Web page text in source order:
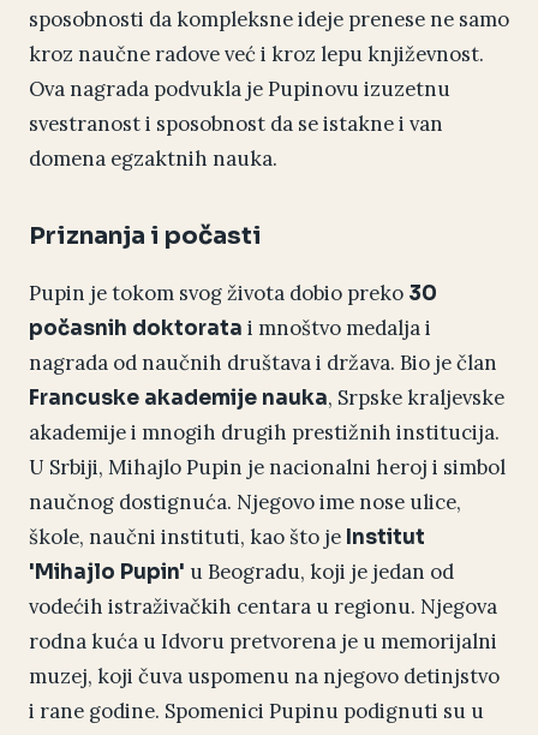
sposobnosti da kompleksne ideje prenese ne samo
kroz naučne radove već i kroz lepu književnost.
Ova nagrada podvukla je Pupinovu izuzetnu
svestranost i sposobnost da se istakne i van
domena egzaktnih nauka.
Priznanja i počasti
Pupin je tokom svog života dobio preko 30
počasnih doktorata i mnoštvo medalja i
nagrada od naučnih društava i država. Bio je član
Francuske akademije nauka, Srpske kraljevske
akademije i mnogih drugih prestižnih institucija.
U Srbiji, Mihajlo Pupin je nacionalni heroj i simbol
naučnog dostignuća. Njegovo ime nose ulice,
škole, naučni instituti, kao što je Institut
'Mihajlo Pupin' u Beogradu, koji je jedan od
vodećih istraživačkih centara u regionu. Njegova
rodna kuća u Idvoru pretvorena je u memorijalni
muzej, koji čuva uspomenu na njegovo detinjstvo
i rane godine. Spomenici Pupinu podignuti su u